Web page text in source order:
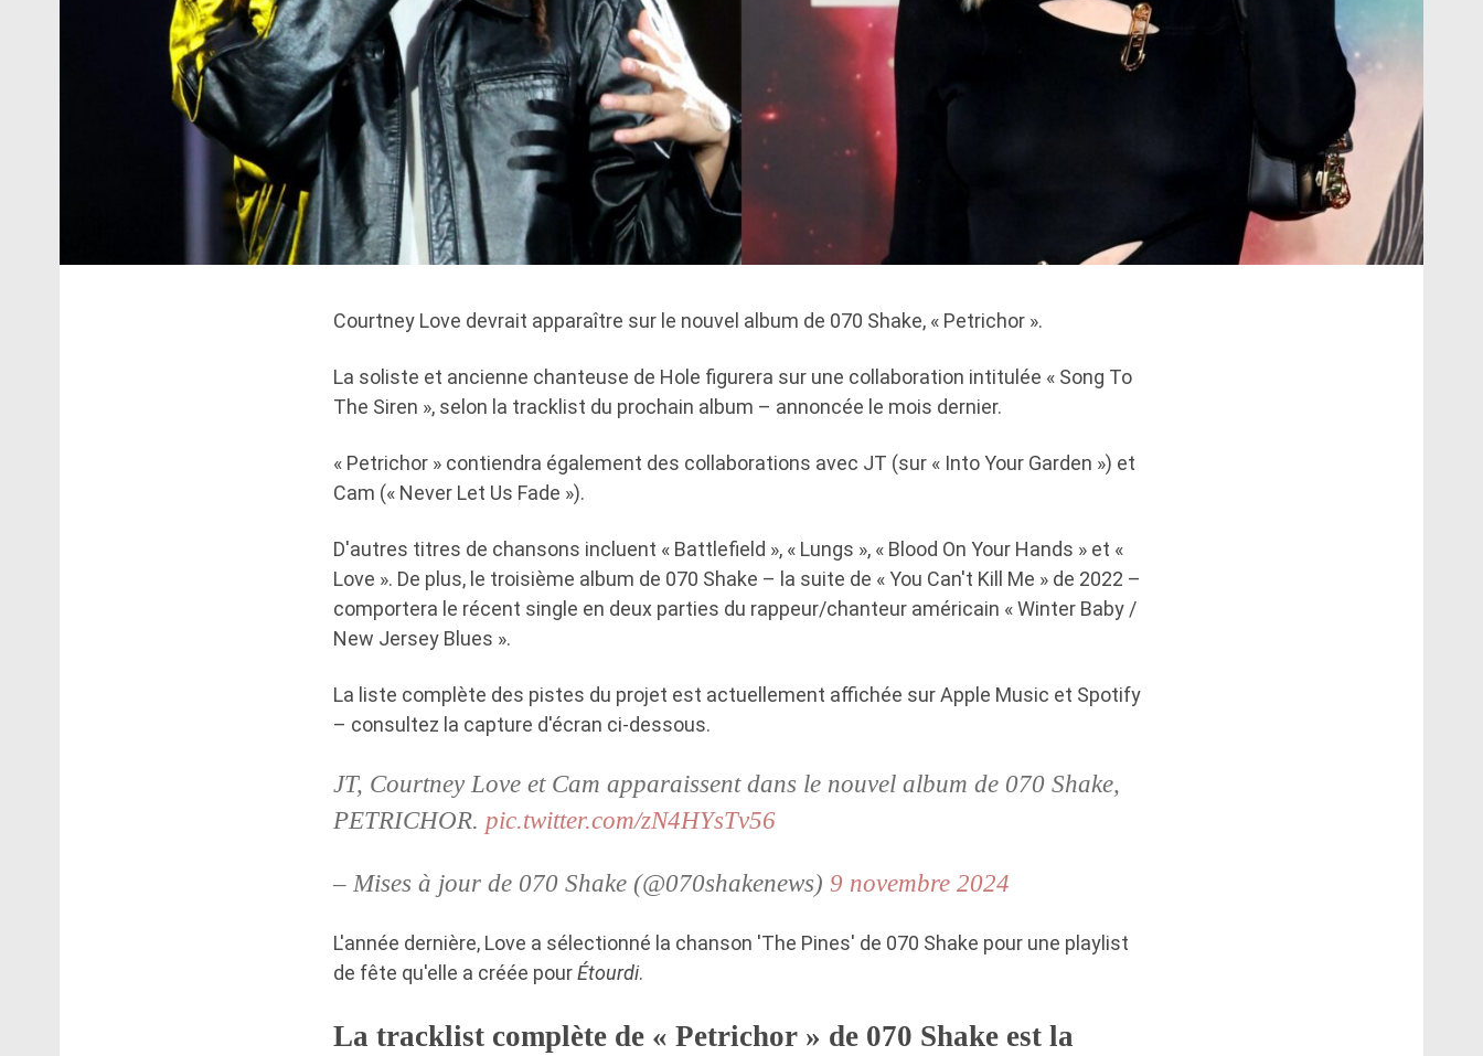
Courtney Love devrait apparaître sur le nouvel album de 070 Shake, « Petrichor ».
La soliste et ancienne chanteuse de Hole figurera sur une collaboration intitulée « Song To
The Siren », selon la tracklist du prochain album – annoncée le mois dernier.
« Petrichor » contiendra également des collaborations avec JT (sur « Into Your Garden ») et
Cam (« Never Let Us Fade »).
D'autres titres de chansons incluent « Battlefield », « Lungs », « Blood On Your Hands » et «
Love ». De plus, le troisième album de 070 Shake – la suite de « You Can't Kill Me » de 2022 –
comportera le récent single en deux parties du rappeur/chanteur américain « Winter Baby /
New Jersey Blues ».
La liste complète des pistes du projet est actuellement affichée sur Apple Music et Spotify
– consultez la capture d'écran ci-dessous.
JT, Courtney Love et Cam apparaissent dans le nouvel album de 070 Shake,
PETRICHOR. pic.twitter.com/zN4HYsTv56
– Mises à jour de 070 Shake (@070shakenews) 9 novembre 2024
L'année dernière, Love a sélectionné la chanson 'The Pines' de 070 Shake pour une playlist
de fête qu'elle a créée pourÉtourdi.
La tracklist complète de « Petrichor » de 070 Shake est la